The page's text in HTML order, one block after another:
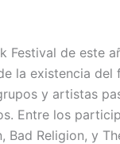
Festival de este
la existencia del
y artistas
Entre los
Bad Religion, y